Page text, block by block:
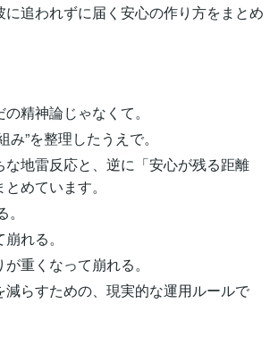
に追われずに届く安心の作り方をまとめ
精神論じゃなくて。
み”を整理したうえで。
な地雷反応と、逆に「安心が残る距離
めています。
れる。
重くなって崩れる。
減らすための、現実的な運用ルールで